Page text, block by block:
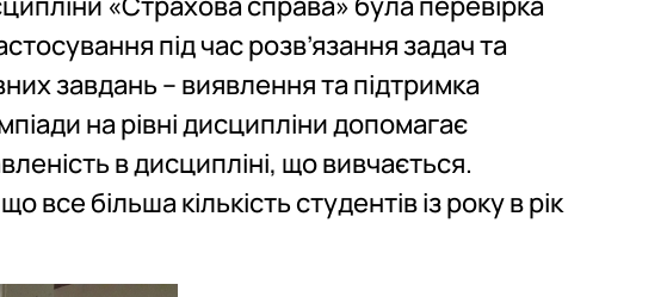
під час розв’язання задач та
завдань – виявлення та підтримка
на рівні дисципліни допомагає
в дисципліні, що вивчається.
більша кількість студентів із року в рік